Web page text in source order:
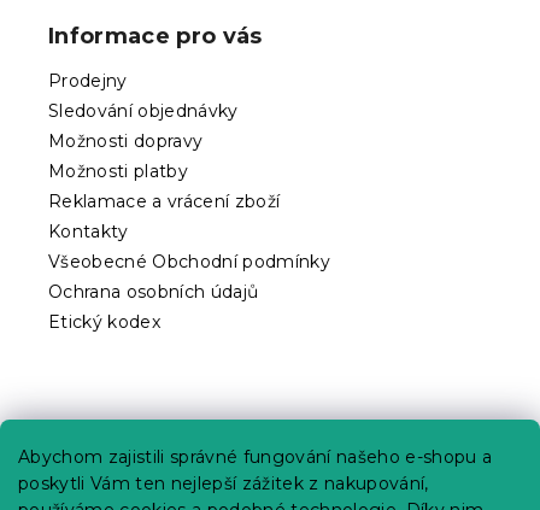
Abychom zajistili správné fungování našeho e-shopu a
poskytli Vám ten nejlepší zážitek z nakupování,
Informace pro vás
Prodejny
Sledování objednávky
Možnosti dopravy
Možnosti platby
Reklamace a vrácení zboží
Kontakty
Všeobecné Obchodní podmínky
Ochrana osobních údajů
Etický kodex
Kariéra